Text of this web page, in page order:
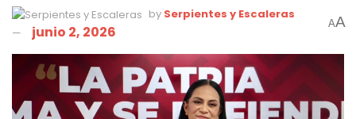
by Serpientes y Escaleras
junio 2, 2026 AA